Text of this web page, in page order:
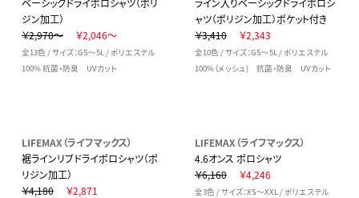
ジン加工）
￥2,970～
￥2,046～
全13色 / サイズ：GS～5L / ポリエステル
100% 抗菌・防臭 UVカット
ャツ（ポリジン加工）ポケット付き
￥3,410
￥2,343
全10色 / サイズ：GS～5L / ポリエステル
100%（メッシュ) 抗菌・防臭 UVカット
LIFEMAX（ライフマックス）
裾ラインリブドライポロシャツ（ポ
リジン加工）
￥4,180
￥2,871
LIFEMAX（ライフマックス）
4.6オンス ポロシャツ
￥6,160
￥4,246
全3色 / サイズ：XS～XXL / ポリエステル